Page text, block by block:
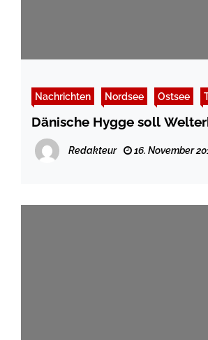
Nachrichten Nordsee Ostsee
Dänische Hygge soll
Redakteur 16. November